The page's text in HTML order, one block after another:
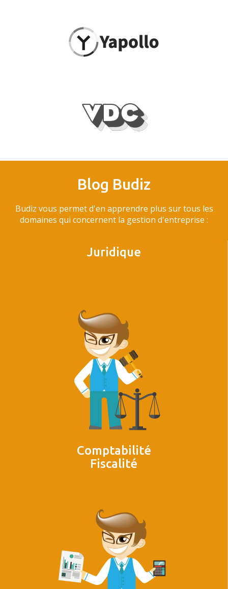
Blog Budiz
Budiz vous permet d'en apprendre plus sur tous les
domaines qui concernent la gestion d'entreprise :
Juridique
Comptabilité
Fiscalité